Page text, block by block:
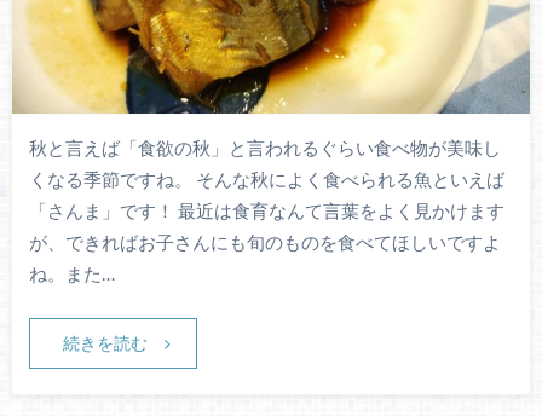
秋と言えば「食欲の秋」と言われるぐらい食べ物が美味し
くなる季節ですね。 そんな秋によく食べられる魚といえば
「さんま」です！ 最近は食育なんて言葉をよく見かけます
が、できればお子さんにも旬のものを食べてほしいですよ
ね。また…
続きを読む